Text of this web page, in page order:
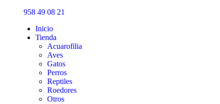
958 49 08 21
Inicio
Tienda
Acuarofilia
Aves
Gatos
Perros
Reptiles
Roedores
Otros
Inicio